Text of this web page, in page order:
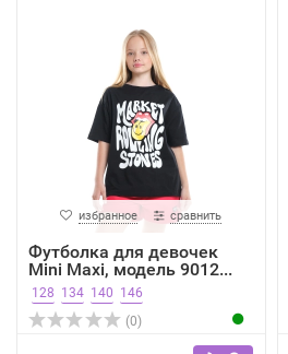
избранное сравнить
Футболка для девочек
Mini Maxi, модель 9012...
128 134 140 146
(0)